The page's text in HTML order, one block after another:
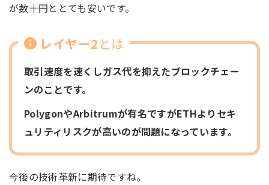
が数十円ととても安いです。
レイヤー2 とは
取引速度を速くしガス代を抑えたブロックチェー
ンのことです。
PolygonやArbitrumが有名ですがETHよりセキ
ュリティリスクが高いのが問題になっています。
今後の技術革新に期待ですね。